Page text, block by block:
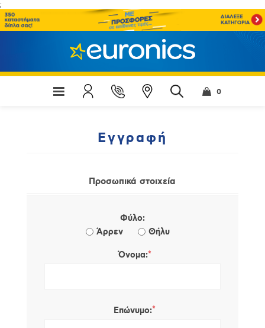
;
0
Εγγραφή
Προσωπικά στοιχεία
Φύλο:
Άρρεν
Θήλυ
Όνομα:*
Επώνυμο:*